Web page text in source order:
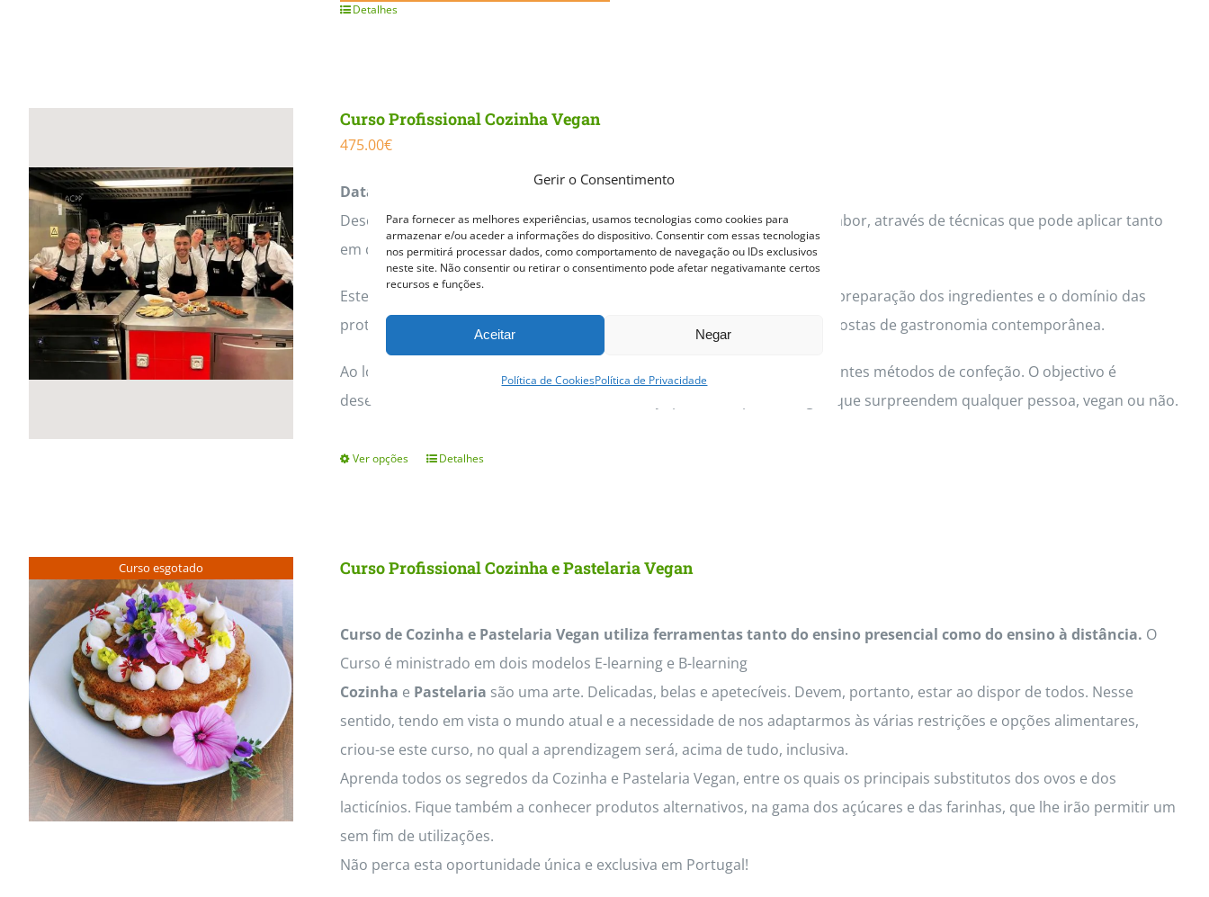
Gerir o Consentimento
Para fornecer as melhores experiências, usamos tecnologias como cookies para
armazenar e/ou aceder a informações do dispositivo. Consentir com essas tecnologias
nos permitirá processar dados, como comportamento de navegação ou IDs exclusivos
neste site. Não consentir ou retirar o consentimento pode afetar negativamante certos
recursos e funções.
Aceitar Negar
Política de CookiesPolítica de Privacidade
Detalhes
Curso Profissional Cozinha Vegan
475.00€
Data:
Descubra como criar pratos vegan completos, equilibrados e cheios de sabor, através de técnicas que pode aplicar tanto
em casa como numa cozinha profissional.
Este curso apresenta uma abordagem prática à cozinha vegetal, desde a preparação dos ingredientes e o domínio das
proteínas vegetais até à criação de pratos de conforto, street food e propostas de gastronomia contemporânea.
Ao longo da formação, vai aprender a trabalhar sabores, texturas e diferentes métodos de confeção. O objectivo é
desenvolver autonomia, criatividade e confiança para criar pratos vegan que surpreendem qualquer pessoa, vegan ou não.
Ver opções
This
variants.
options
may
be
chosen
on
the
product
page
Detalhes
Curso esgotado Curso Profissional Cozinha e Pastelaria Vegan
Curso de Cozinha e Pastelaria Vegan utiliza ferramentas tanto do ensino presencial como do ensino à distância. O
Curso é ministrado em dois modelos E-learning e B-learning
Cozinha e Pastelaria são uma arte. Delicadas, belas e apetecíveis. Devem, portanto, estar ao dispor de todos. Nesse
sentido, tendo em vista o mundo atual e a necessidade de nos adaptarmos às várias restrições e opções alimentares,
criou-se este curso, no qual a aprendizagem será, acima de tudo, inclusiva.
Aprenda todos os segredos da Cozinha e Pastelaria Vegan, entre os quais os principais substitutos dos ovos e dos
lacticínios. Fique também a conhecer produtos alternativos, na gama dos açúcares e das farinhas, que lhe irão permitir um
sem fim de utilizações.
Não perca esta oportunidade única e exclusiva em Portugal!